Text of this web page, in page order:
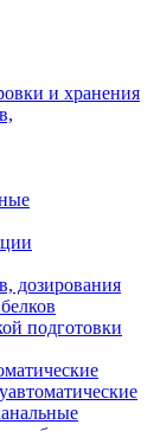
и хранения
дозирования
подготовки